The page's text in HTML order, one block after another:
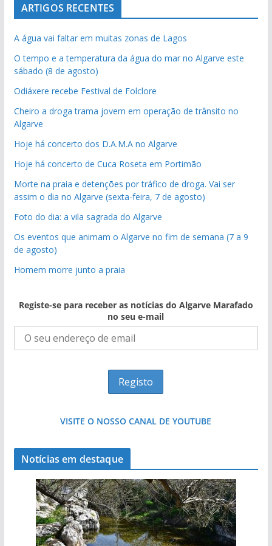
ARTIGOS RECENTES
A água vai faltar em muitas zonas de Lagos
O tempo e a temperatura da água do mar no Algarve este
sábado (8 de agosto)
Odiáxere recebe Festival de Folclore
Cheiro a droga trama jovem em operação de trânsito no
Algarve
Hoje há concerto dos D.A.M.A no Algarve
Hoje há concerto de Cuca Roseta em Portimão
Morte na praia e detenções por tráfico de droga. Vai ser
assim o dia no Algarve (sexta-feira, 7 de agosto)
Foto do dia: a vila sagrada do Algarve
Os eventos que animam o Algarve no fim de semana (7 a 9
de agosto)
Homem morre junto a praia
Registe-se para receber as notícias do Algarve Marafado
no seu e-mail
VISITE O NOSSO CANAL DE YOUTUBE
Notícias em destaque